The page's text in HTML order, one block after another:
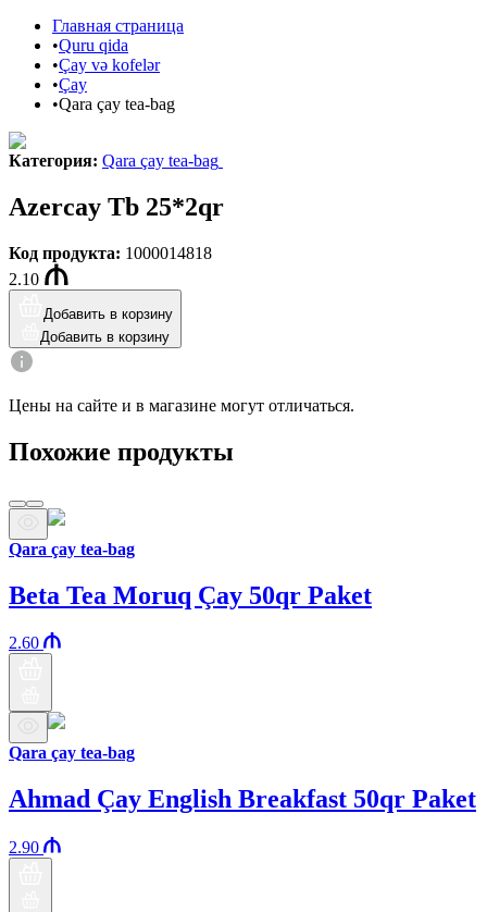
Главная страница
•Quru qida
•Çay və kofelər
•Çay
•Qara çay tea-bag
Категория: Qara çay tea-bag
Azercay Tb 25*2qr
Код продукта: 1000014818
2.10
Добавить в корзину
Добавить в корзину
Цены на сайте и в магазине могут отличаться.
Похожие продукты
Qara çay tea-bag
Beta Tea Moruq Çay 50qr Paket
2.60
Qara çay tea-bag
Ahmad Çay English Breakfast 50qr Paket
2.90